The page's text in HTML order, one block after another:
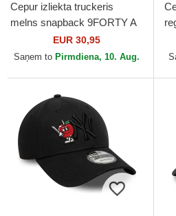
Cepur izliekta truckeris
melns snapback 9FORTY A
Frame Tonal no Los Angeles
Lakers NBA no New Era
EUR 30,95
Saņem to Pirmdiena, 10. Aug.